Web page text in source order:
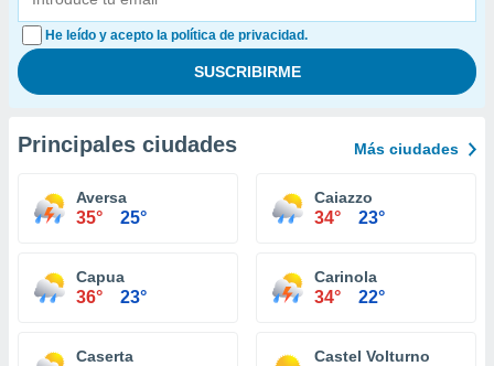
He leído y acepto la política de privacidad.
Principales ciudades Más ciudades
Aversa
35° 25°
Caiazzo
34° 23°
Capua
36° 23°
Carinola
34° 22°
Caserta Castel Volturno